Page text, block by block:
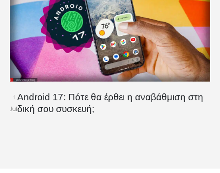
1
Jul
Android 17: Πότε θα έρθει η αναβάθμιση στη
δική σου συσκευή;